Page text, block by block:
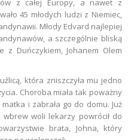
z całej Europy, a nawet z
45 młodych ludzi z Niemiec,
Młody Edvard najlepiej
a szczególnie bliską
z Duńczykiem, Johanem Olem
która zniszczyła mu jedno
Choroba miała tak poważny
i zabrała go do domu. Już
woli lekarzy powrócił do
brata, Johna, który